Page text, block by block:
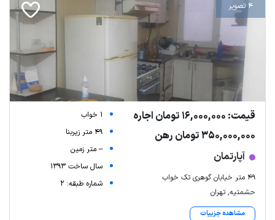
4 تصویر
قیمت: 16,000,000 تومان اجاره
350,000,000 تومان رهن
آپارتمان
۴۹ متر خیابان گوهری تک خواب
حشمتیه, تهران
مشاهده جزییات
1 خواب
49 متر زیربنا
-- متر زمین
سال ساخت 1393
شماره طبقه: 2